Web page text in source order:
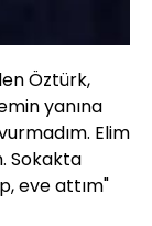
Öztürk,
yanına
Elim
Sokakta
eve attım"